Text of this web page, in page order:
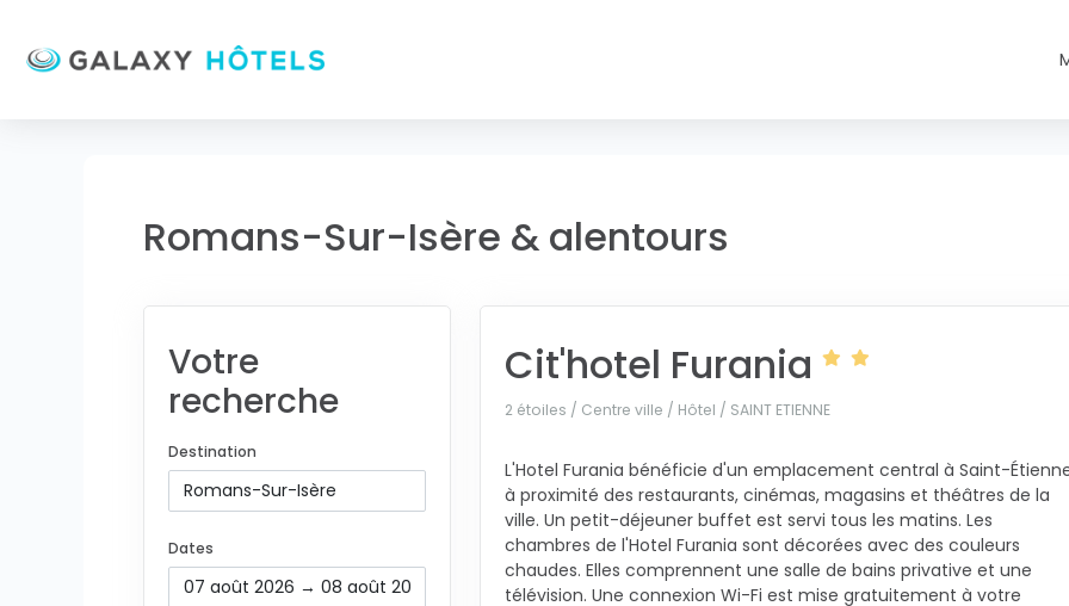
Romans-Sur-Isère & alentours
Votre
recherche
Destination
Dates
Cit'hotel Furania
2 étoiles / Centre ville / Hôtel / SAINT ETIENNE
L'Hotel Furania bénéficie d'un emplacement central à Saint-
à proximité des restaurants, cinémas, magasins et théâtres de la
ville. Un petit-déjeuner buffet est servi tous les matins. Les
chambres de l'Hotel Furania sont décorées avec des couleurs
chaudes. Elles comprennent une salle de bains privative et une
télévision. Une connexion Wi-Fi est mise gratuitement à votre